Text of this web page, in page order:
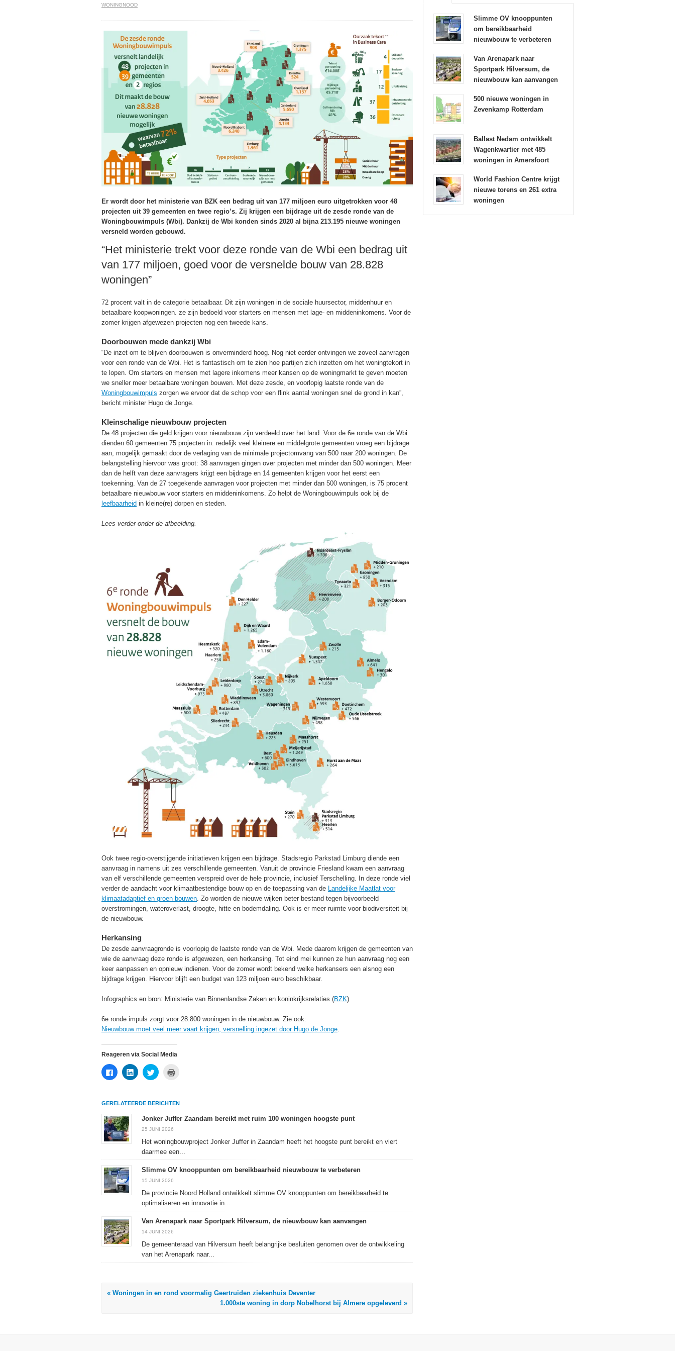
WONINGNOOD
Er wordt door het ministerie van BZK een bedrag uit van 177 miljoen euro uitgetrokken voor 48
projecten uit 39 gemeenten en twee regio’s. Zij krijgen een bijdrage uit de zesde ronde van de
Woningbouwimpuls (Wbi). Dankzij de Wbi konden sinds 2020 al bijna 213.195 nieuwe woningen
versneld worden gebouwd.
“Het ministerie trekt voor deze ronde van de Wbi een bedrag uit
van 177 miljoen, goed voor de versnelde bouw van 28.828
woningen”
72 procent valt in de categorie betaalbaar. Dit zijn woningen in de sociale huursector, middenhuur en
betaalbare koopwoningen. ze zijn bedoeld voor starters en mensen met lage- en middeninkomens. Voor de
zomer krijgen afgewezen projecten nog een tweede kans.
Doorbouwen mede dankzij Wbi
“De inzet om te blijven doorbouwen is onverminderd hoog. Nog niet eerder ontvingen we zoveel aanvragen
voor een ronde van de Wbi. Het is fantastisch om te zien hoe partijen zich inzetten om het woningtekort in
te lopen. Om starters en mensen met lagere inkomens meer kansen op de woningmarkt te geven moeten
we sneller meer betaalbare woningen bouwen. Met deze zesde, en voorlopig laatste ronde van de
Woningbouwimpuls zorgen we ervoor dat de schop voor een flink aantal woningen snel de grond in kan”,
bericht minister Hugo de Jonge.
Kleinschalige nieuwbouw projecten
De 48 projecten die geld krijgen voor nieuwbouw zijn verdeeld over het land. Voor de 6e ronde van de Wbi
dienden 60 gemeenten 75 projecten in. redelijk veel kleinere en middelgrote gemeenten vroeg een bijdrage
aan, mogelijk gemaakt door de verlaging van de minimale projectomvang van 500 naar 200 woningen. De
belangstelling hiervoor was groot: 38 aanvragen gingen over projecten met minder dan 500 woningen. Meer
dan de helft van deze aanvragers krijgt een bijdrage en 14 gemeenten krijgen voor het eerst een
toekenning. Van de 27 toegekende aanvragen voor projecten met minder dan 500 woningen, is 75 procent
betaalbare nieuwbouw voor starters en middeninkomens. Zo helpt de Woningbouwimpuls ook bij de
leefbaarheid in kleine(re) dorpen en steden.
Lees verder onder de afbeelding.
Ook twee regio-overstijgende initiatieven krijgen een bijdrage. Stadsregio Parkstad Limburg diende een
aanvraag in namens uit zes verschillende gemeenten. Vanuit de provincie Friesland kwam een aanvraag
van elf verschillende gemeenten verspreid over de hele provincie, inclusief Terschelling. In deze ronde viel
verder de aandacht voor klimaatbestendige bouw op en de toepassing van de Landelijke Maatlat voor
klimaatadaptief en groen bouwen. Zo worden de nieuwe wijken beter bestand tegen bijvoorbeeld
overstromingen, wateroverlast, droogte, hitte en bodemdaling. Ook is er meer ruimte voor biodiversiteit bij
de nieuwbouw.
Herkansing
De zesde aanvraagronde is voorlopig de laatste ronde van de Wbi. Mede daarom krijgen de gemeenten van
wie de aanvraag deze ronde is afgewezen, een herkansing. Tot eind mei kunnen ze hun aanvraag nog een
keer aanpassen en opnieuw indienen. Voor de zomer wordt bekend welke herkansers een alsnog een
bijdrage krijgen. Hiervoor blijft een budget van 123 miljoen euro beschikbaar.
Infographics en bron: Ministerie van Binnenlandse Zaken en koninkrijksrelaties (BZK)
6e ronde impuls zorgt voor 28.800 woningen in de nieuwbouw. Zie ook:
Nieuwbouw moet veel meer vaart krijgen, versnelling ingezet door Hugo de Jonge.
Reageren via Social Media
Klik
om
Facebook
(Wordt
een
nieuw
venster
geopend)
Klik
om
delen
(Wordt
een
venster
Klik
om
Twitter
(Wordt
een
venster
(Wordt
in
nieuw
GERELATEERDE BERICHTEN
Jonker Juffer Zaandam bereikt met ruim 100 woningen hoogste punt
25 JUNI 2026
Het woningbouwproject Jonker Juffer in Zaandam heeft het hoogste punt bereikt en viert
daarmee een...
Slimme OV knooppunten om bereikbaarheid nieuwbouw te verbeteren
15 JUNI 2026
De provincie Noord Holland ontwikkelt slimme OV knooppunten om bereikbaarheid te
optimaliseren en innovatie in...
Van Arenapark naar Sportpark Hilversum, de nieuwbouw kan aanvangen
14 JUNI 2026
De gemeenteraad van Hilversum heeft belangrijke besluiten genomen over de ontwikkeling
van het Arenapark naar...
« Woningen in en rond voormalig Geertruiden ziekenhuis Deventer
1.000ste woning in dorp Nobelhorst bij Almere opgeleverd »
Slimme OV knooppunten
om bereikbaarheid
nieuwbouw te verbeteren
Van Arenapark naar
Sportpark Hilversum, de
nieuwbouw kan aanvangen
500 nieuwe woningen in
Zevenkamp Rotterdam
Ballast Nedam ontwikkelt
Wagenkwartier met 485
woningen in Amersfoort
World Fashion Centre krijgt
nieuwe torens en 261 extra
woningen